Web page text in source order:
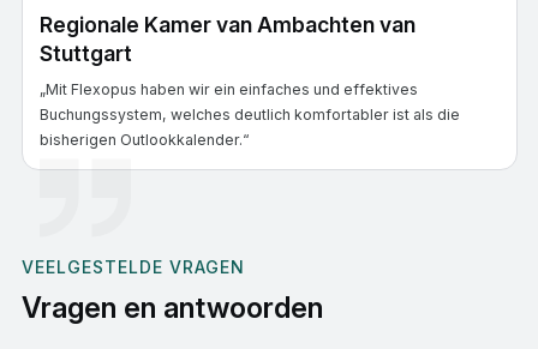
Regionale Kamer van Ambachten van
Stuttgart
„Mit Flexopus haben wir ein einfaches und effektives
Buchungssystem, welches deutlich komfortabler ist als die
bisherigen Outlookkalender.“
VEELGESTELDE VRAGEN
Vragen en antwoorden